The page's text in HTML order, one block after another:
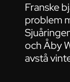
Franske
problem
och Åby
avstå